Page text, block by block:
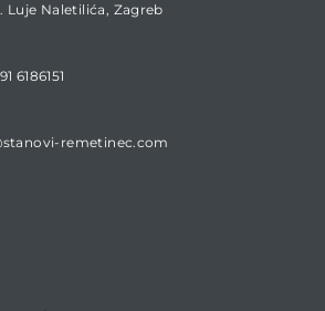
Luje Naletilića, Zagreb
6186151
remetinec.com